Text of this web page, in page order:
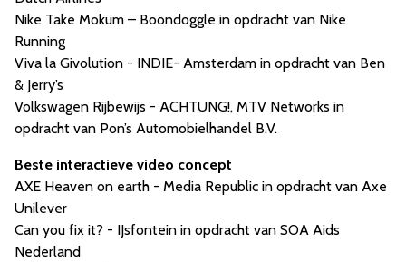
Nike Take Mokum – Boondoggle in opdracht van Nike
Running
Viva la Givolution - INDIE- Amsterdam in opdracht van Ben
& Jerry’s
Volkswagen Rijbewijs - ACHTUNG!, MTV Networks in
opdracht van Pon’s Automobielhandel B.V.
Beste interactieve video concept
AXE Heaven on earth - Media Republic in opdracht van Axe
Unilever
Can you fix it? - IJsfontein in opdracht van SOA Aids
Nederland